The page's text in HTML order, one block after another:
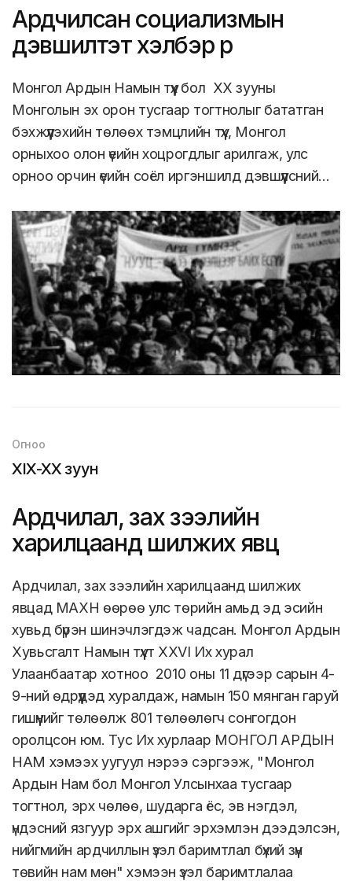
Ардчилсан социализмын
дэвшилтэт хэлбэр рүү
Монгол Ардын Намын түүх бол ХХ зууны
Монголын эх орон тусгаар тогтнолыг бататган
бэхжүүлэхийн төлөөх тэмцлийн түүх, Монгол
орныхоо олон үеийн хоцрогдлыг арилгаж, улс
орноо орчин үеийн соёл иргэншилд дэвшүүлсний…
Огноо
XIX-XX зуун
Ардчилал, зах зээлийн
харилцаанд шилжих явц
Ардчилал, зах зээлийн харилцаанд шилжих
явцад МАХН өөрөө улс төрийн амьд эд эсийн
хувьд бүрэн шинэчлэгдэж чадсан. Монгол Ардын
Хувьсгалт Намын түүхт XXVI Их хурал
Улаанбаатар хотноо 2010 оны 11 дүгээр сарын 4-
9-ний өдрүүдэд хуралдаж, намын 150 мянган гаруй
гишүүнийг төлөөлж 801 төлөөлөгч сонгогдон
оролцсон юм. Тус Их хурлаар МОНГОЛ АРДЫН
НАМ хэмээх уугуул нэрээ сэргээж, "Монгол
Ардын Нам бол Монгол Улсынхаа тусгаар
тогтнол, эрх чөлөө, шударга ёс, эв нэгдэл,
үндэсний язгуур эрх ашгийг эрхэмлэн дээдэлсэн,
нийгмийн ардчиллын үзэл баримтлал бүхий зүүн
төвийн нам мөн" хэмээн үзэл баримтлалаа